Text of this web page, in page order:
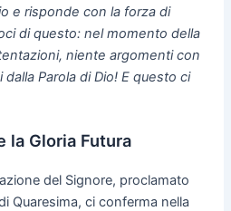
e risponde con la forza di
di questo: nel momento della
niente argomenti con
Parola di Dio! E questo ci
la Gloria Futura
del Signore, proclamato
Quaresima, ci conferma nella